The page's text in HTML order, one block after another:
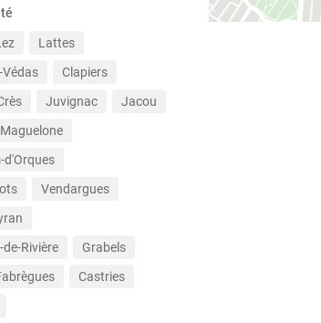
Lattes
Clapiers
Juvignac
Jacou
d'Orques
Vendargues
Rivière
Grabels
Castries